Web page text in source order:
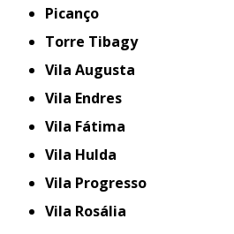
Picanço
Torre Tibagy
Vila Augusta
Vila Endres
Vila Fátima
Vila Hulda
Vila Progresso
Vila Rosália